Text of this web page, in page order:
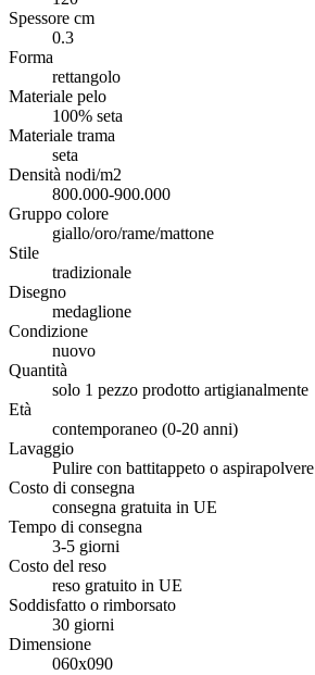
Spessore cm
0.3
Forma
rettangolo
Materiale pelo
100% seta
Materiale trama
seta
Densità nodi/m2
800.000-900.000
Gruppo colore
giallo/oro/rame/mattone
Stile
tradizionale
Disegno
medaglione
Condizione
nuovo
Quantità
solo 1 pezzo prodotto artigianalmente
Età
contemporaneo (0-20 anni)
Lavaggio
Pulire con battitappeto o aspirapolvere
Costo di consegna
consegna gratuita in UE
Tempo di consegna
3-5 giorni
Costo del reso
reso gratuito in UE
Soddisfatto o rimborsato
30 giorni
Dimensione
060x090